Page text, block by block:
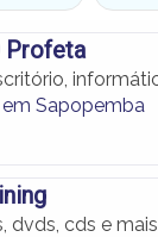
Profeta
em Sapopemba
dvds, cds e